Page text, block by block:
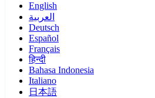
English
العربية
Deutsch
Español
Français
हिन्दी
Bahasa Indonesia
Italiano
日本語